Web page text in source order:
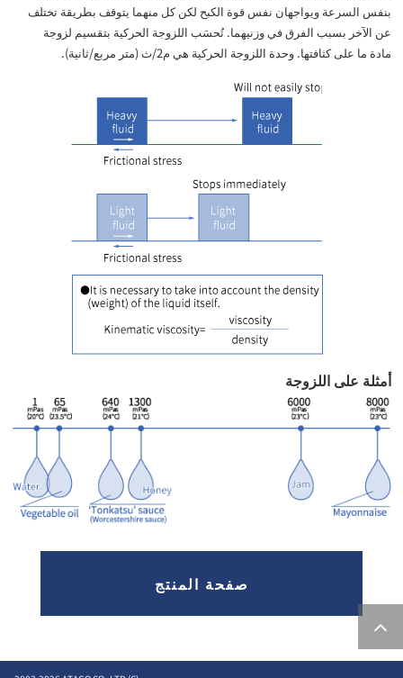
بنفس السرعة ويواجهان نفس قوة الكبح لكن كل منهما يتوقف بطريقة تختلف
عن الآخر بسبب الفرق في وزنيهما. تُحسَب اللزوجة الحركية بتقسيم لزوجة
مادة ما على كثافتها. وحدة اللزوجة الحركية هي م2/ث (متر مربع/ثانية).
أمثلة على اللزوجة
صفحة المنتج